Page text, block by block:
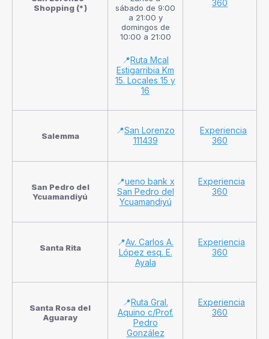
Shopping (*)
sábado de 9:00
a 21:00 y
domingos de
10:00 a 21:00
📍Ruta Mcal
Estigarribia Km
15. Locales 15 y
16
360
Salemma
📍San Lorenzo
111439
Experiencia
360
San Pedro del
Ycuamandiyú
📍ueno bank x
San Pedro del
Ycuamandiyú
Experiencia
360
Santa Rita
📍Av. Carlos A.
López esq. E.
Ayala
Experiencia
360
Santa Rosa del
Aguaray
📍Ruta Gral.
Aquino c/Prof.
Pedro
González
Experiencia
360